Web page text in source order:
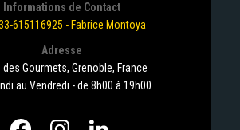
Informations de Contact
615116925 - Fabrice Montoya
Adresse
des Gourmets, Grenoble, France
au Vendredi - de 8h00 à 19h00